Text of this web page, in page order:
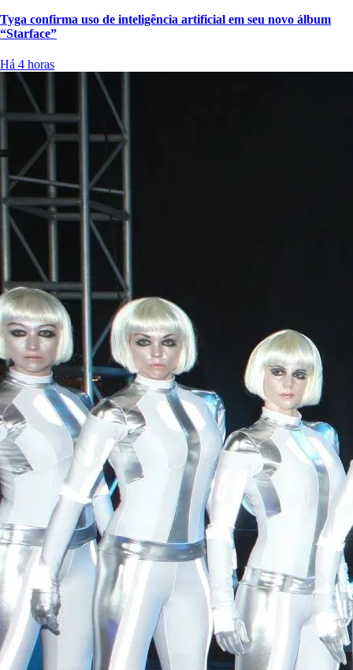
Tyga confirma uso de inteligência artificial em seu novo álbum
“Starface”
Há 4 horas